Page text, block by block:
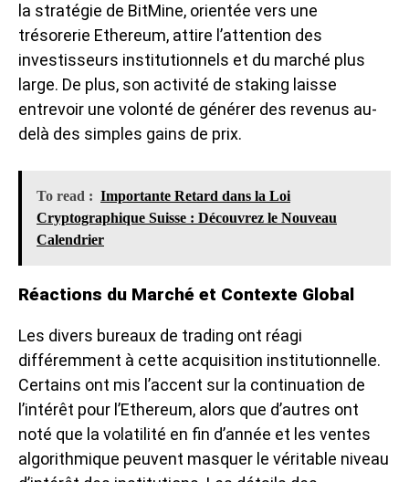
la stratégie de BitMine, orientée vers une
trésorerie Ethereum, attire l’attention des
investisseurs institutionnels et du marché plus
large. De plus, son activité de staking laisse
entrevoir une volonté de générer des revenus au-
delà des simples gains de prix.
To read : Importante Retard dans la Loi
Cryptographique Suisse : Découvrez le Nouveau
Calendrier
Réactions du Marché et Contexte Global
Les divers bureaux de trading ont réagi
différemment à cette acquisition institutionnelle.
Certains ont mis l’accent sur la continuation de
l’intérêt pour l’Ethereum, alors que d’autres ont
noté que la volatilité en fin d’année et les ventes
algorithmique peuvent masquer le véritable niveau